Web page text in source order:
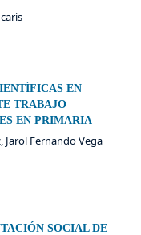
EN
TRABAJO
EN PRIMARIA
Jarol Fernando Vega
SOCIAL DE